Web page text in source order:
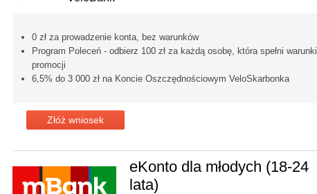
0 zł za prowadzenie konta, bez warunków
Program Poleceń - odbierz 100 zł za każdą osobę, która spełni warunki
promocji
6,5% do 3 000 zł na Koncie Oszczędnościowym VeloSkarbonka
Złóż wniosek
eKonto dla młodych (18-24
lata)